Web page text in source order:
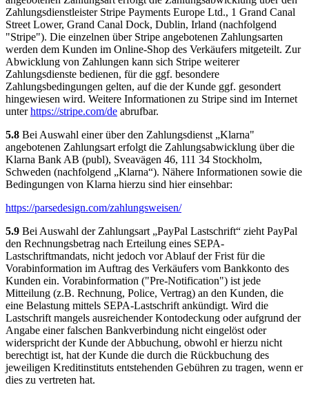
Zahlungsdienstleister Stripe Payments Europe Ltd., 1 Grand Canal
Street Lower, Grand Canal Dock, Dublin, Irland (nachfolgend
"Stripe"). Die einzelnen über Stripe angebotenen Zahlungsarten
werden dem Kunden im Online-Shop des Verkäufers mitgeteilt. Zur
Abwicklung von Zahlungen kann sich Stripe weiterer
Zahlungsdienste bedienen, für die ggf. besondere
Zahlungsbedingungen gelten, auf die der Kunde ggf. gesondert
hingewiesen wird. Weitere Informationen zu Stripe sind im Internet
unterhttps://stripe.com/de abrufbar.
5.8 Bei Auswahl einer über den Zahlungsdienst „Klarna"
angebotenen Zahlungsart erfolgt die Zahlungsabwicklung über die
Klarna Bank AB (publ), Sveavägen 46, 111 34 Stockholm,
Schweden (nachfolgend „Klarna“). Nähere Informationen sowie die
Bedingungen von Klarna hierzu sind hier einsehbar:
https://parsedesign.com/zahlungsweisen/
5.9 Bei Auswahl der Zahlungsart „PayPal Lastschrift“ zieht PayPal
den Rechnungsbetrag nach Erteilung eines SEPA-
Lastschriftmandats, nicht jedoch vor Ablauf der Frist für die
Vorabinformation im Auftrag des Verkäufers vom Bankkonto des
Kunden ein. Vorabinformation ("Pre-Notification") ist jede
Mitteilung (z.B. Rechnung, Police, Vertrag) an den Kunden, die
eine Belastung mittels SEPA-Lastschrift ankündigt. Wird die
Lastschrift mangels ausreichender Kontodeckung oder aufgrund der
Angabe einer falschen Bankverbindung nicht eingelöst oder
widerspricht der Kunde der Abbuchung, obwohl er hierzu nicht
berechtigt ist, hat der Kunde die durch die Rückbuchung des
jeweiligen Kreditinstituts entstehenden Gebühren zu tragen, wenn er
dies zu vertreten hat.